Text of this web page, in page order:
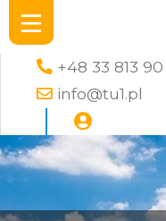
+48 33 813
info@tu1.pl